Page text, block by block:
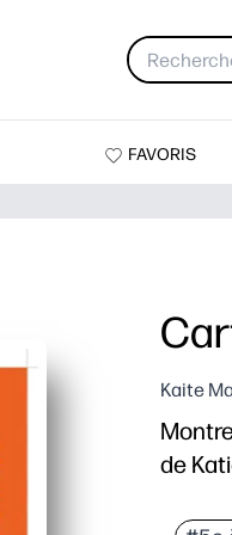
FAVORIS
Kaite
de